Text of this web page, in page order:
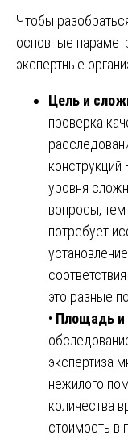
Чтобы
основные
экспертные
Цель и
проверка
конструкций
уровня
вопросы,
потребует
это разные
• Площадь и
экспертиза
нежилого
количества
стоимость в